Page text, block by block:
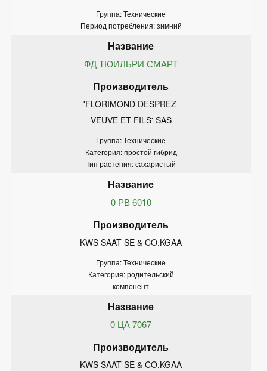
Группа: Технические
Период потребления: зимний
ФД ТЮИЛЬРИ СМАРТ
'FLORIMOND DESPREZ
VEUVE ET FILS' SAS
Группа: Технические
Категория: простой гибрид
Тип растения: сахаристый
0 РВ 6010
KWS SAAT SE & CO.KGAA
Группа: Технические
Категория: родительский
компонент
0 ЦА 7067
KWS SAAT SE & CO.KGAA